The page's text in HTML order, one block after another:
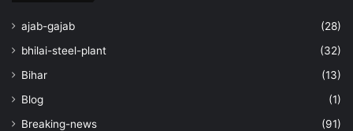
ajab-gajab
(28)
bhilai-steel-plant
(32)
Bihar
(13)
Blog
(1)
Breaking-news
(91)